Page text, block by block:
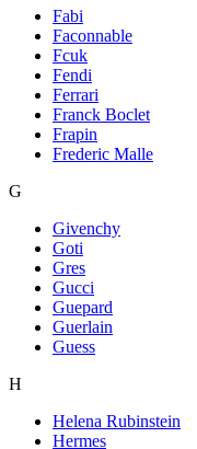
Fabi
Faconnable
Fcuk
Fendi
Ferrari
Franck Boclet
Frapin
Frederic Malle
G
Givenchy
Goti
Gres
Gucci
Guepard
Guerlain
Guess
H
Helena Rubinstein
Hermes